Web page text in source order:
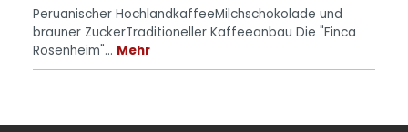
Peruanischer HochlandkaffeeMilchschokolade und
brauner ZuckerTraditioneller Kaffeeanbau Die "Finca
Rosenheim"… Mehr